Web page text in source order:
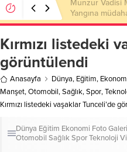
Munzur Vadisi
Yangına
Kırmızı listedeki
görüntülendi
Anasayfa Dünya, Eğitim,
Manşet,Otomobil,Sağlık,Spor,
Kırmızı listedeki vaşaklar Tunceli’de
Dünya Eğitim Ekonomi Foto Galeri
Otomobil SağlıkSporTeknoloji